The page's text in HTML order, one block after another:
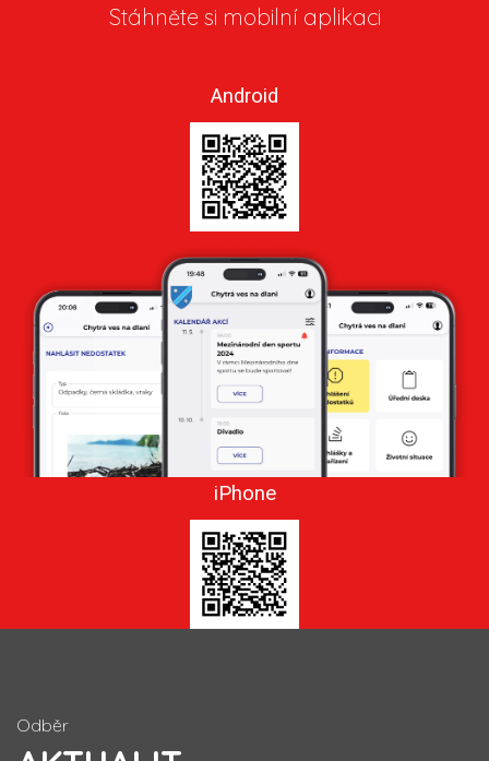
Stáhněte si mobilní aplikaci
Android
iPhone
Odběr